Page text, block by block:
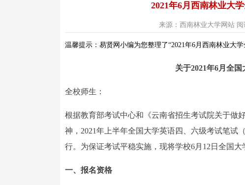
2021年6月西南林业大
来源：西南林业大学网站 阅
温馨提示：易贤网小编为您整理了“2021年6月西南林业大
关于2021年6月全
全校师生：
根据教育部考试中心和《云南省招生考试院关于做
神，2021年上半年全国大学英语四、六级考试笔试
行。为保证考试平稳实施，现将学校6月12日全国
一、报名资格